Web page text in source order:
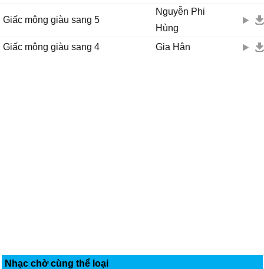
Giấc mộng giàu sang 5
Nguyễn Phi
Hùng
Giấc mộng giàu sang 4
Gia Hân
Nhạc chờ cùng thể loại